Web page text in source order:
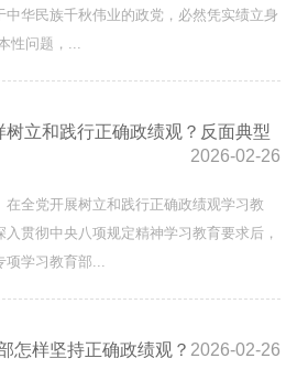
华民族千秋伟业的政党，必然凭实绩立身
性问题，...
立和践行正确政绩观？反面典型
2026-02-26
在全党开展树立和践行正确政绩观学习教
贯彻中央八项规定精神学习教育要求后，
学习教育部...
怎样坚持正确政绩观？ 2026-02-26